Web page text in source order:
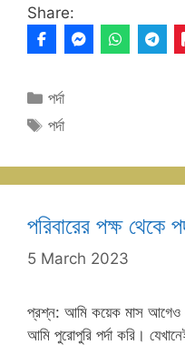
Share:
Categories
পর্দা
Tags
পর্দা
পরিবারের পক্ষ থেকে
5 March 2023
প্রশ্ন: আমি কয়েক মাস আগেও
আমি পুরোপুরি পর্দা করি।